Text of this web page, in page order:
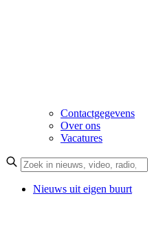
Contactgegevens
Over ons
Vacatures
Nieuws uit eigen buurt